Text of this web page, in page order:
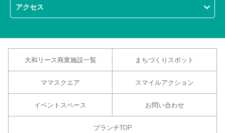
アクセス
大和リース商業施設一覧 まちづくりスポット
ママスクエア スマイルアクション
イベントスペース お問い合わせ
ブランチTOP